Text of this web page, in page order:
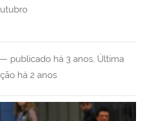
publicado há 3 anos, Última
há 2 anos